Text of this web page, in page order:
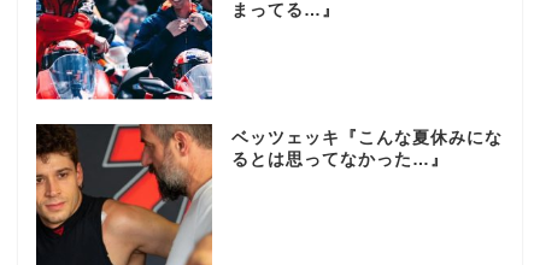
まってる…』
ベッツェッキ『こんな夏休みにな
るとは思ってなかった…』